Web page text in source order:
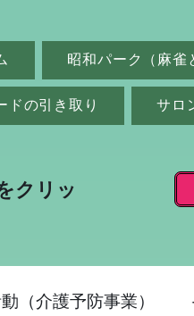
昭和パーク（麻雀
ドの引き取り サロ
クリッ
（介護予防事業）